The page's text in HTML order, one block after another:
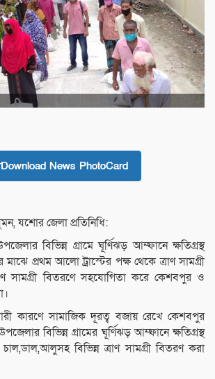
News PhotoCard
যশোর জেলা প্রতিনিধি:
বিভিন্ন গ্রামে ঘূর্ণিঝড় আম্ফানে ক্ষতিগ্রস্থ
প্রথম আলো ট্রাস্টের পক্ষ থেকে ত্রাণ সামগ্রী
সামগ্রী বিতরণে সহযোগিতা করে কেশবপুর ও
কারণে সামাজিক দূরত্ব বজায় রেখে কেশবপুর
বিভিন্ন গ্রামের ঘূর্ণিঝড় আম্ফানে ক্ষতিগ্রস্থ
বিভিন্ন ত্রাণ সামগ্রী বিতরণ করা